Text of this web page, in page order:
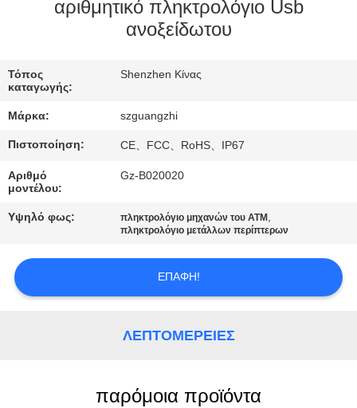
ΈΛΕΓΧΟΣ
ΕΛΆΤΕ
ΣΕ
ΕΠΑΦΉ
ΖΗΤΉΣΤΕ
ΑΠΌΣΠΑΣΜΑ
αριθμητικό πληκτρολόγιο Usb
ανοξείδωτου
Τόπος
καταγωγής:
Shenzhen Κίνας
Μάρκα: szguangzhi
Πιστοποίηση: CE、FCC、RoHS、IP67
Αριθμό
μοντέλου:
Gz-B020020
Υψηλό φως: πληκτρολόγιο μηχανών του ATM ,
πληκτρολόγιο μετάλλων περίπτερων
ΕΠΑΦΉ!
ΛΕΠΤΟΜΈΡΕΙΕΣ
παρόμοια προϊόντα